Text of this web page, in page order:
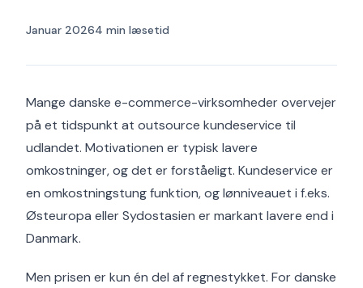
Januar 20264 min læsetid
Mange danske e-commerce-virksomheder overvejer
på et tidspunkt at outsource kundeservice til
udlandet. Motivationen er typisk lavere
omkostninger, og det er forståeligt. Kundeservice er
en omkostningstung funktion, og lønniveauet i f.eks.
Østeuropa eller Sydostasien er markant lavere end i
Danmark.
Men prisen er kun én del af regnestykket. For danske